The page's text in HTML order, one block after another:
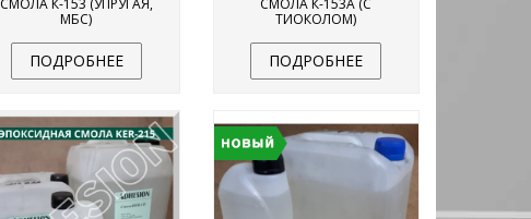
КЛЕЙ-ГЕРМЕТИК ADHESION MS55,
ПРОЗРАЧНЫЙ
КЛЕЙ-ГЕРМЕТИК ГЕРМЕСИЛ
МБС)
ПОДРОБНЕЕ
ТИОКОЛОМ)
ПОДРОБНЕЕ